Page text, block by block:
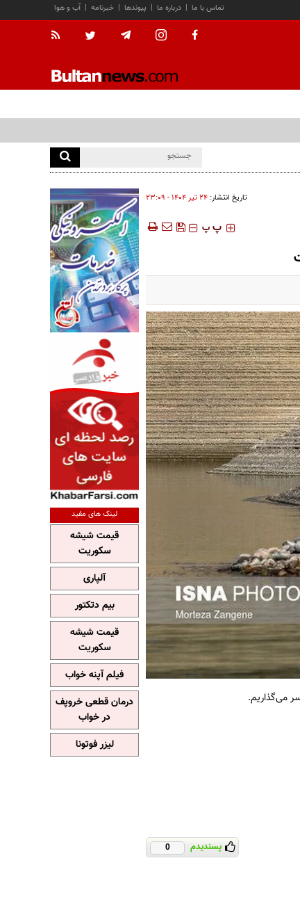
آب و هوا | خبرنامه | پیوندها | درباره ما | تماس با ما
تاریخ انتشار: ۲۴ تير ۱۴۰۴ - ۲۳:۰۹
‍‍‍ پ پ
می‌گذاریم.
پسندیدم 0
لینک های مفید
قیمت شیشه
سکوریت
آلپاری
بیم دتکتور
قیمت شیشه
سکوریت
فیلم آپنه خواب
درمان قطعی خروپف
در خواب
لیزر فوتونا